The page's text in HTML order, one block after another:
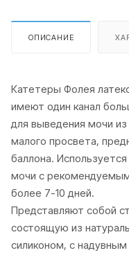
ОПИСАНИЕ
Катетеры Фолея
имеют один канал
для выведения мочи
малого просвета,
баллона.
мочи с
более 7-10 дней.
Представляют собой
состоящую из
силиконом, с